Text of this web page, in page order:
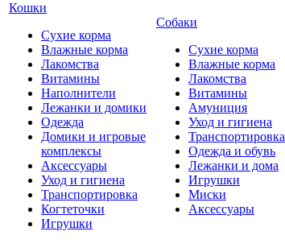
Кошки
Сухие корма
Влажные корма
Лакомства
Витамины
Наполнители
Лежанки и домики
Одежда
Домики и игровые
комплексы
Аксессуары
Уход и гигиена
Транспортировка
Когтеточки
Игрушки
Собаки
Сухие корма
Влажные корма
Лакомства
Витамины
Амуниция
Уход и гигиена
Транспортировка
Одежда и обувь
Лежанки и дома
Игрушки
Миски
Аксессуары